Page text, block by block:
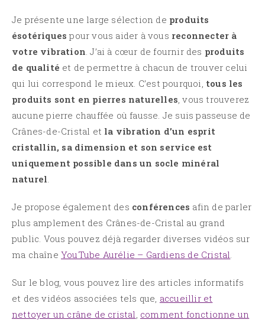
Je présente une large sélection de produits
ésotériques pour vous aider à vous reconnecter à
votre vibration . J’ai à cœur de fournir des produits
de qualité et de permettre à chacun de trouver celui
qui lui correspond le mieux. C’est pourquoi, tous les
produits sont en pierres naturelles , vous trouverez
aucune pierre chauffée où fausse. Je suis passeuse de
Crânes-de-Cristal et la vibration d’un esprit
cristallin, sa dimension et son service est
uniquement possible dans un socle minéral
naturel
Je propose également des conférences afin de parler
plus amplement des Crânes-de-Cristal au grand
public. Vous pouvez déjà regarder diverses vidéos sur
ma chaîne YouTube Aurélie – Gardiens de Cristal
Sur le blog, vous pouvez lire des articles informatifs
et des vidéos associées tels que, accueillir et
nettoyer un crâne de cristal comment fonctionne un